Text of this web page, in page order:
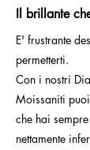
Il brillante
E' frustrante
permetterti.
Con i nostri
Moissaniti
che hai
nettamente